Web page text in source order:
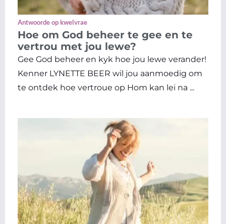
Antwoorde op kwelvrae
Hoe om God beheer te gee en te
vertrou met jou lewe?
Gee God beheer en kyk hoe jou lewe verander!
Kenner LYNETTE BEER wil jou aanmoedig om
te ontdek hoe vertroue op Hom kan lei na ...